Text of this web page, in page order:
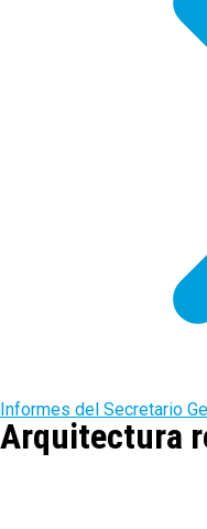
Informes del Secretario
Arquitectura